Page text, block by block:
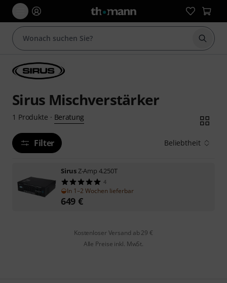
Suche
Sirus Mischverstärker
1 Produkte · Beratung
Filter Beliebtheit
Sirus Z-Amp 4.250T
4
In 1–2 Wochen lieferbar
649 €
Kostenloser Versand ab 29 €
Alle Preise inkl. MwSt.